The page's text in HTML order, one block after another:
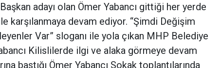
adayı olan Ömer Yabancı gittiği her yerde
karşılanmaya devam ediyor. “Şimdi Değişim
Var” sloganı ile yola çıkan MHP Belediye
Kilislilerde ilgi ve alaka görmeye devam
bastığı Ömer Yabancı Sokak toplantılarında